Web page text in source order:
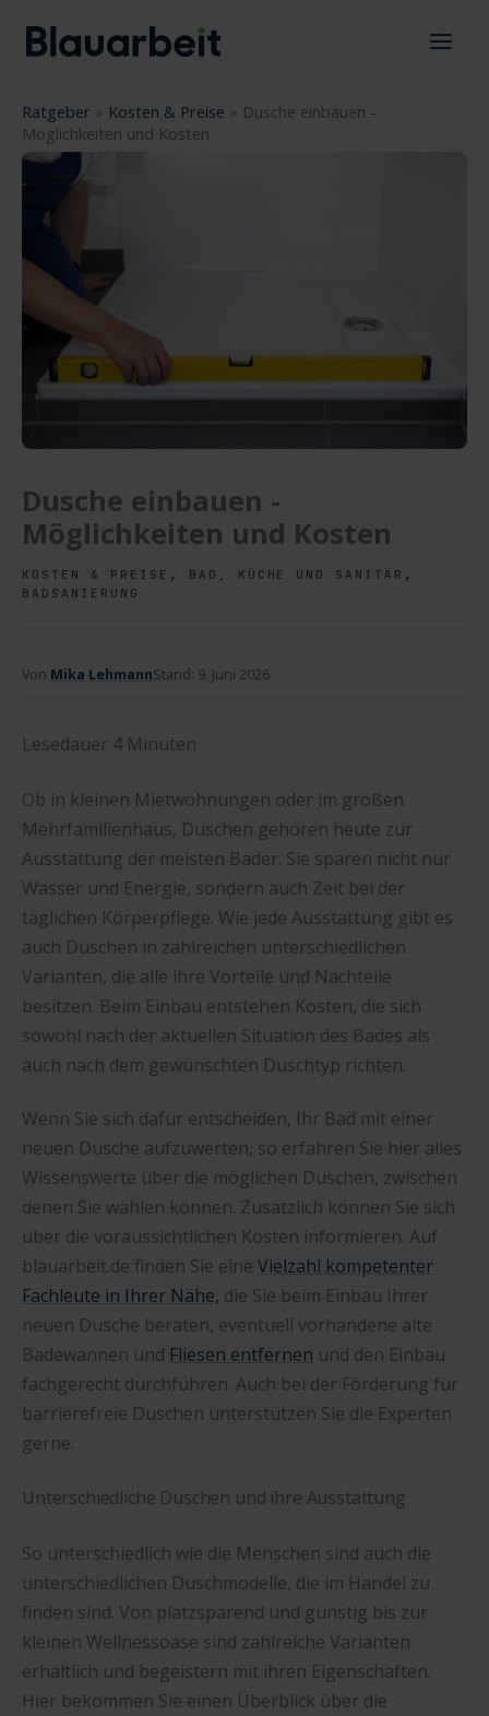
Inhalt
springen
Ratgeber » Kosten & Preise » Dusche einbauen -
Möglichkeiten und Kosten
Dusche einbauen -
Möglichkeiten und Kosten
KOSTEN & PREISE , BAD, KÜCHE UND SANITÄR ,
BADSANIERUNG
Von Mika LehmannStand: 9. Juni 2026
Lesedauer 4 Minuten
Ob in kleinen Mietwohnungen oder im großen
Mehrfamilienhaus, Duschen gehören heute zur
Ausstattung der meisten Bäder. Sie sparen nicht nur
Wasser und Energie, sondern auch Zeit bei der
täglichen Körperpflege. Wie jede Ausstattung gibt es
auch Duschen in zahlreichen unterschiedlichen
Varianten, die alle ihre Vorteile und Nachteile
besitzen. Beim Einbau entstehen Kosten, die sich
sowohl nach der aktuellen Situation des Bades als
auch nach dem gewünschten Duschtyp richten.
Wenn Sie sich dafür entscheiden, Ihr Bad mit einer
neuen Dusche aufzuwerten, so erfahren Sie hier alles
Wissenswerte über die möglichen Duschen, zwischen
denen Sie wählen können. Zusätzlich können Sie sich
über die voraussichtlichen Kosten informieren. Auf
blauarbeit.de finden Sie eine Vielzahl kompetenter
Fachleute in Ihrer Nähe, die Sie beim Einbau Ihrer
neuen Dusche beraten, eventuell vorhandene alte
Badewannen und Fliesen entfernen und den Einbau
fachgerecht durchführen. Auch bei der Förderung für
barrierefreie Duschen unterstützen Sie die Experten
gerne.
Unterschiedliche Duschen und ihre Ausstattung
So unterschiedlich wie die Menschen sind auch die
unterschiedlichen Duschmodelle, die im Handel zu
finden sind. Von platzsparend und günstig bis zur
kleinen Wellnessoase sind zahlreiche Varianten
erhältlich und begeistern mit ihren Eigenschaften.
Hier bekommen Sie einen Überblick über die